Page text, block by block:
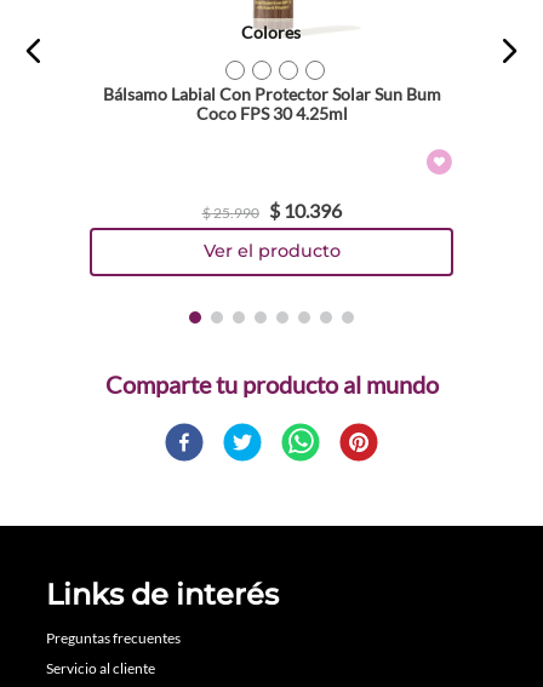
Colores
Bálsamo Labial Con Protector Solar Sun Bum
Coco FPS 30 4.25ml
$25.990 $ 10.396
Comparte
Links de interés
Preguntas frecuentes
Servicio al cliente